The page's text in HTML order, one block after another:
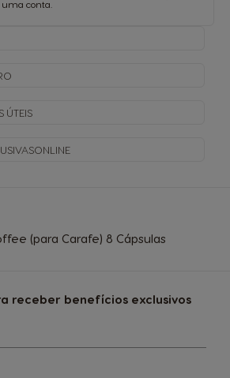
conta
ÚTEIS
ONLINE
receber benefícios exclusivos
(para Carafe) 8 Cápsulas